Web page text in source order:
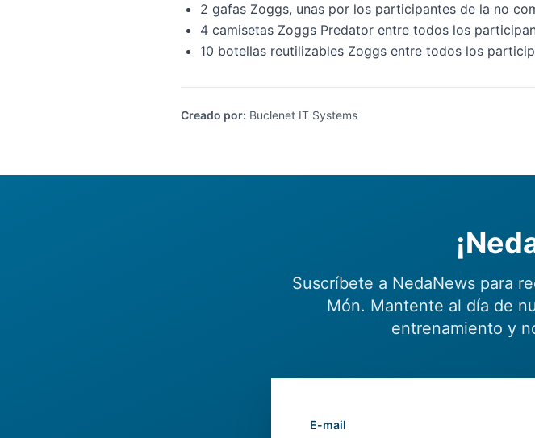
2 gafas Zoggs, unas por los participantes de la no
4 camisetas Zoggs Predator entre todos los
10 botellas reutilizables Zoggs entre todos los
Creado por: Buclenet IT Systems
Suscríbete a NedaNews para
Món. Mantente al día de
entrenamiento y
E-mail